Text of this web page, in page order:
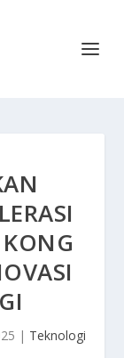
| Teknologi